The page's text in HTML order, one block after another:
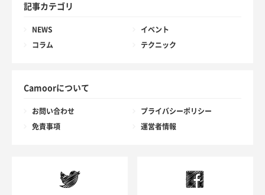
記事カテゴリ
NEWS イベント
コラム テクニック
Camoorについて
お問い合わせ プライバシーポリシー
免責事項 運営者情報